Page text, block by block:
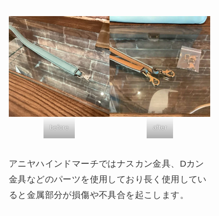
before after
アニヤハインドマーチではナスカン金具、Dカン
金具などのパーツを使用しており長く使用してい
ると金属部分が損傷や不具合を起こします。